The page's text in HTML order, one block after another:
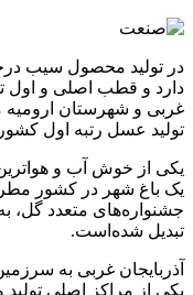
در تولید محصول سیب
دارد و قطب اصلی و اول
غربی و شهرستان ارومیه
تولید عسل رتبه اول
یکی از خوش آب و
یک باغ شهر در کشور
جشنواره‌های متعدد گل،
تبدیل شده‌است.
آذربایجان غربی به
یکی از مراکز اصلی